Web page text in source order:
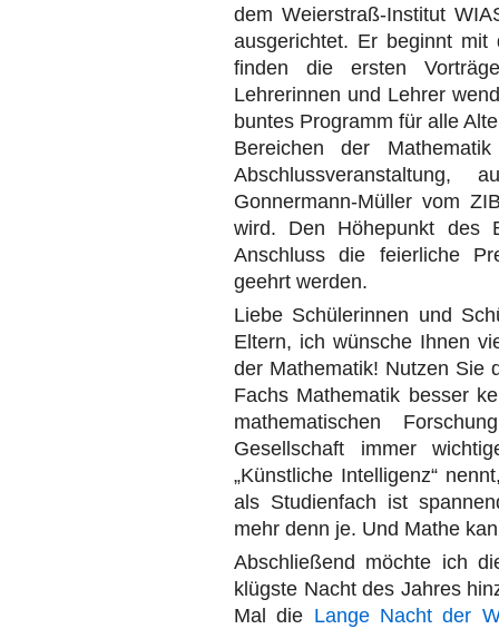
dem Weierstraß-Institut
ausgerichtet. Er beginnt mit
finden die ersten
Lehrerinnen und Lehrer
buntes Programm für alle
Bereichen der
Gonnermann-Müller vom
wird. Den Höhepunkt des
Anschluss die feierliche
geehrt werden.
Liebe Schülerinnen und
Eltern, ich wünsche Ihnen
der Mathematik! Nutzen Sie
Fachs Mathematik besser
mathematischen
Gesellschaft immer
„Künstliche Intelligenz“
als Studienfach ist
mehr denn je. Und Mathe
Abschließend möchte ich
klügste Nacht des Jahres
Mal die Lange Nacht der